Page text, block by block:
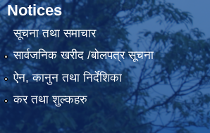
Notices
सूचना तथा समाचार
सार्वजनिक खरीद /बोलपत्र सूचना
ऐन, कानुन तथा निर्देशिका
कर तथा शुल्कहरु